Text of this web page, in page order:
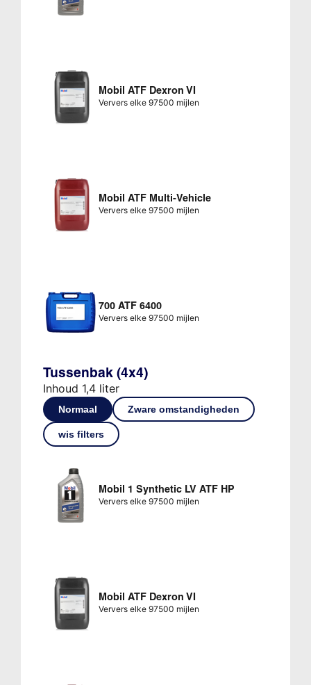
Mobil ATF Dexron VI
Ververs elke 97500 mijlen
Mobil ATF Multi-Vehicle
Ververs elke 97500 mijlen
700 ATF 6400
Ververs elke 97500 mijlen
Tussenbak (4x4)
Inhoud 1,4 liter
Normaal Zware omstandigheden
wis filters
Mobil 1 Synthetic LV ATF HP
Ververs elke 97500 mijlen
Mobil ATF Dexron VI
Ververs elke 97500 mijlen